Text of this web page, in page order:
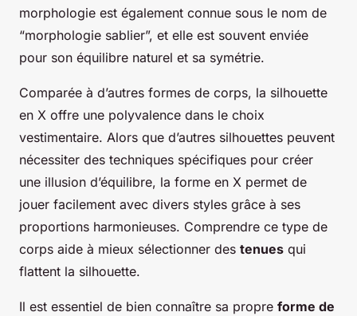
morphologie est également connue sous le nom de
“morphologie sablier”, et elle est souvent enviée
pour son équilibre naturel et sa symétrie.
Comparée à d’autres formes de corps, la silhouette
en X offre une polyvalence dans le choix
vestimentaire. Alors que d’autres silhouettes peuvent
nécessiter des techniques spécifiques pour créer
une illusion d’équilibre, la forme en X permet de
jouer facilement avec divers styles grâce à ses
proportions harmonieuses. Comprendre ce type de
corps aide à mieux sélectionner des tenues qui
flattent la silhouette.
Il est essentiel de bien connaître sa propre forme de